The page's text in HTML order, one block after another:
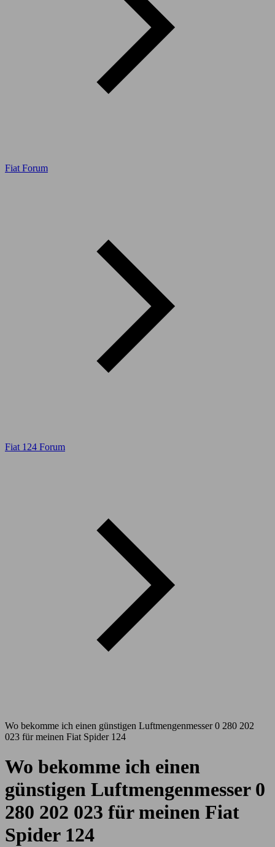
Fiat Forum
Fiat 124 Forum
Wo bekomme ich einen günstigen Luftmengenmesser 0 280 202
023 für meinen Fiat Spider 124
Wo bekomme ich einen
günstigen Luftmengenmesser 0
280 202 023 für meinen Fiat
Spider 124